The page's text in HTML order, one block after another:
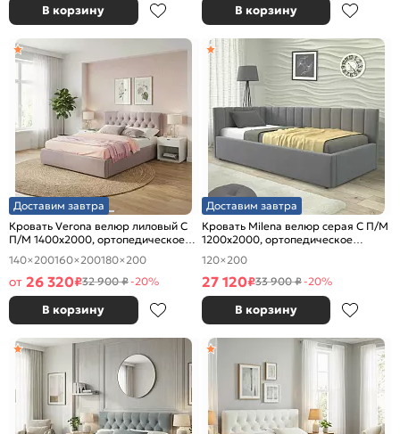
В корзину В корзину
Доставим завтра
Кровать Verona велюр лиловый С
П/М 1400x2000, ортопедическое
основание, изголовье мягкое
140×200160×200180×200
от 26 320₽32 900 ₽-20%
В корзину
Доставим завтра
Кровать Milena велюр серая С П/М
1200x2000, ортопедическое
основание, изголовье мягкое
120×200
27 120₽33 900 ₽-20%
В корзину